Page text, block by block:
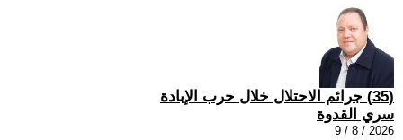
(35) جرائم الاحتلال خلال حرب الإبادة
سري القدوة
2026 / 8 / 9